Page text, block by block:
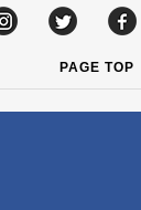
PAGE TOP